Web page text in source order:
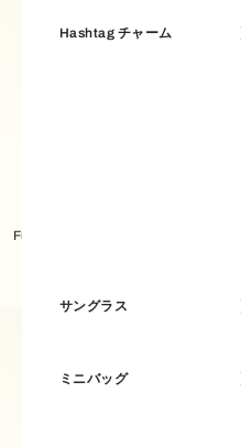
アクセサリー
ミニバッグ
名刺入れ & カードケース
キーケース
Hashtag チャーム
サングラス
Furla Iride クロスボディ S